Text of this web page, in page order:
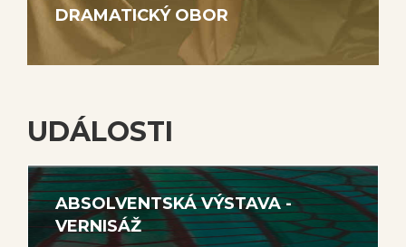
DRAMATICKÝ OBOR
UDÁLOSTI
ABSOLVENTSKÁ VÝSTAVA -
VERNISÁŽ